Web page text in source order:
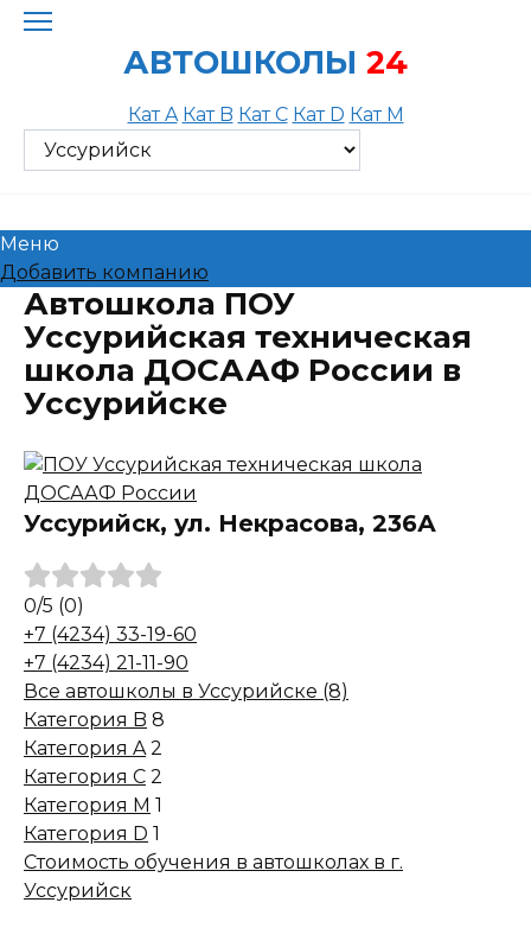
Skip
АВТОШКОЛЫ 24
Кат A Кат B Кат C Кат D Кат M
Меню
Добавить компанию
Автошкола ПОУ
Уссурийская техническая
школа ДОСААФ России в
Уссурийске
Уссурийск, ул. Некрасова, 236А
0/5 (0)
+7 (4234) 33-19-60
+7 (4234) 21-11-90
Все автошколы в Уссурийске (8)
Категория B 8
Категория A 2
Категория C 2
Категория M 1
Категория D 1
Стоимость обучения в автошколах в г.
Уссурийск